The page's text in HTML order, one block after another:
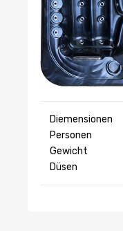
Diemensionen
Personen
Gewicht
Düsen